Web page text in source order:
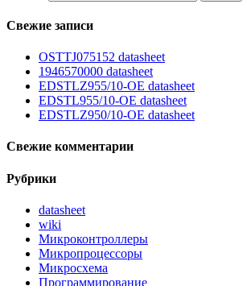
Свежие записи
OSTTJ075152 datasheet
1946570000 datasheet
EDSTLZ955/10-OE datasheet
EDSTL955/10-OE datasheet
EDSTLZ950/10-OE datasheet
Свежие комментарии
Рубрики
datasheet
wiki
Микроконтроллеры
Микропроцессоры
Микросхема
Программирование